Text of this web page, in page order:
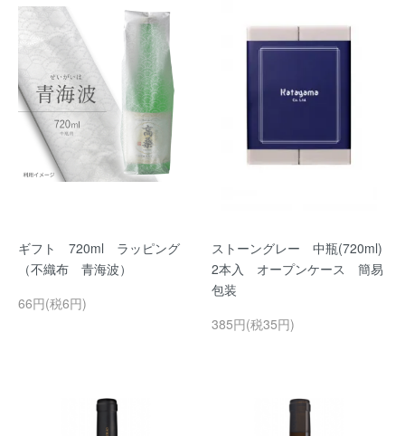
ギフト 720ml ラッピング
（不織布 青海波）
66円(税6円)
ストーングレー 中瓶(720ml)
2本入 オープンケース 簡易
包装
385円(税35円)